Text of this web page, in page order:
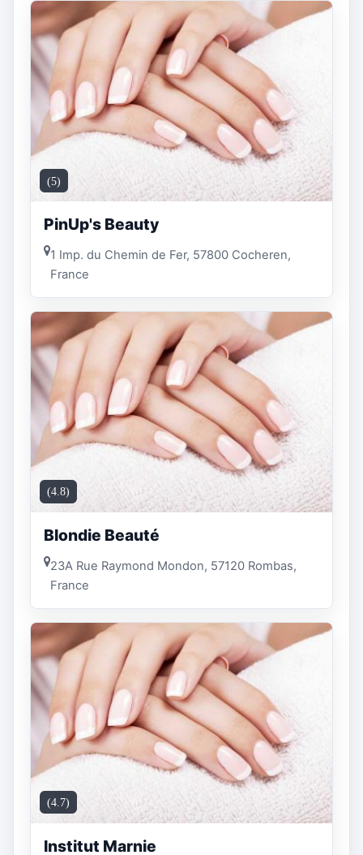
(5)
PinUp's Beauty
1 Imp. du Chemin de Fer, 57800 Cocheren,
France
(4.8)
Blondie Beauté
23A Rue Raymond Mondon, 57120 Rombas,
France
(4.7)
Institut Marnie